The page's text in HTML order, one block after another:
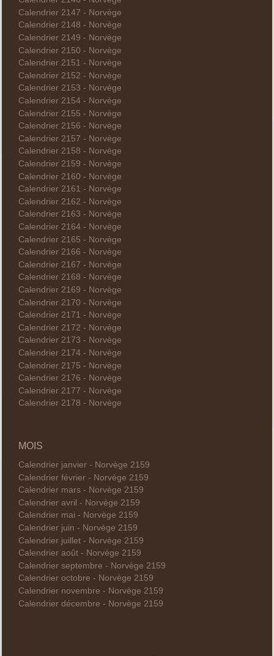
Calendrier 2147 - Norvège
Calendrier 2148 - Norvège
Calendrier 2149 - Norvège
Calendrier 2150 - Norvège
Calendrier 2151 - Norvège
Calendrier 2152 - Norvège
Calendrier 2153 - Norvège
Calendrier 2154 - Norvège
Calendrier 2155 - Norvège
Calendrier 2156 - Norvège
Calendrier 2157 - Norvège
Calendrier 2158 - Norvège
Calendrier 2159 - Norvège
Calendrier 2160 - Norvège
Calendrier 2161 - Norvège
Calendrier 2162 - Norvège
Calendrier 2163 - Norvège
Calendrier 2164 - Norvège
Calendrier 2165 - Norvège
Calendrier 2166 - Norvège
Calendrier 2167 - Norvège
Calendrier 2168 - Norvège
Calendrier 2169 - Norvège
Calendrier 2170 - Norvège
Calendrier 2171 - Norvège
Calendrier 2172 - Norvège
Calendrier 2173 - Norvège
Calendrier 2174 - Norvège
Calendrier 2175 - Norvège
Calendrier 2176 - Norvège
Calendrier 2177 - Norvège
Calendrier 2178 - Norvège
MOIS
Calendrier janvier - Norvège 2159
Calendrier février - Norvège 2159
Calendrier mars - Norvège 2159
Calendrier avril - Norvège 2159
Calendrier mai - Norvège 2159
Calendrier juin - Norvège 2159
Calendrier juillet - Norvège 2159
Calendrier août - Norvège 2159
Calendrier septembre - Norvège 2159
Calendrier octobre - Norvège 2159
Calendrier novembre - Norvège 2159
Calendrier décembre - Norvège 2159